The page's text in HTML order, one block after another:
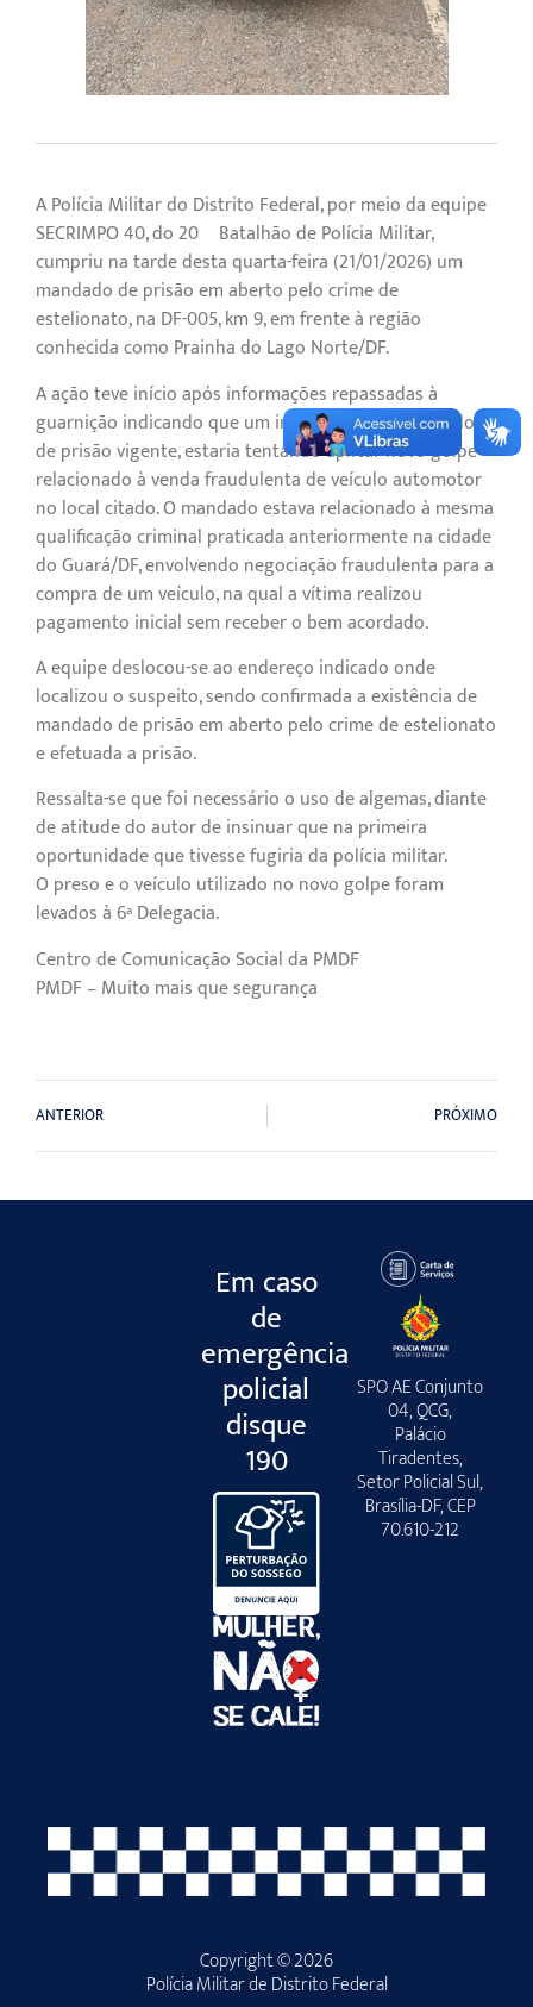
A Polícia Militar do Distrito Federal, por meio da equipe
SECRIMPO 40, do 20º Batalhão de Polícia Militar,
cumpriu na tarde desta quarta-feira (21/01/2026) um
mandado de prisão em aberto pelo crime de
estelionato, na DF-005, km 9, em frente à região
conhecida como Prainha do Lago Norte/DF.
A ação teve início após informações repassadas à
guarnição indicando que um indivíduo, com mandado
de prisão vigente, estaria tentando aplicar novo golpe
relacionado à venda fraudulenta de veículo automotor
no local citado. O mandado estava relacionado à mesma
qualificação criminal praticada anteriormente na cidade
do Guará/DF, envolvendo negociação fraudulenta para a
compra de um veículo, na qual a vítima realizou
pagamento inicial sem receber o bem acordado.
A equipe deslocou-se ao endereço indicado onde
localizou o suspeito, sendo confirmada a existência de
mandado de prisão em aberto pelo crime de estelionato
e efetuada a prisão.
Ressalta-se que foi necessário o uso de algemas, diante
de atitude do autor de insinuar que na primeira
oportunidade que tivesse fugiria da polícia militar.
O preso e o veículo utilizado no novo golpe foram
levados à 6ª Delegacia.
Centro de Comunicação Social da PMDF
PMDF – Muito mais que segurança
ANTERIOR PRÓXIMO
Em caso
de
emergência
policial
disque
190
SPO AE Conjunto
04, QCG,
Palácio
Tiradentes,
Setor Policial Sul,
Brasília-DF, CEP
70.610-212
Copyright © 2026
Polícia Militar de Distrito Federal